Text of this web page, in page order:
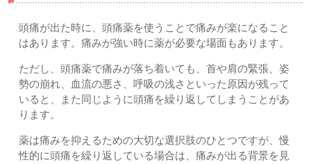
頭痛が出た時に、頭痛薬を使うことで痛みが楽になること
はあります。痛みが強い時に薬が必要な場面もあります。
ただし、頭痛薬で痛みが落ち着いても、首や肩の緊張、姿
勢の崩れ、血流の悪さ、呼吸の浅さといった原因が残って
いると、また同じように頭痛を繰り返してしまうことがあ
ります。
薬は痛みを抑えるための大切な選択肢のひとつですが、慢
性的に頭痛を繰り返している場合は、痛みが出る背景を見